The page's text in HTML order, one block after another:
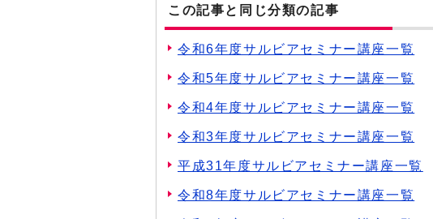
この記事と同じ分類の記事
令和6年度サルビアセミナー講座一覧
令和5年度サルビアセミナー講座一覧
令和4年度サルビアセミナー講座一覧
令和3年度サルビアセミナー講座一覧
平成31年度サルビアセミナー講座一覧
令和8年度サルビアセミナー講座一覧